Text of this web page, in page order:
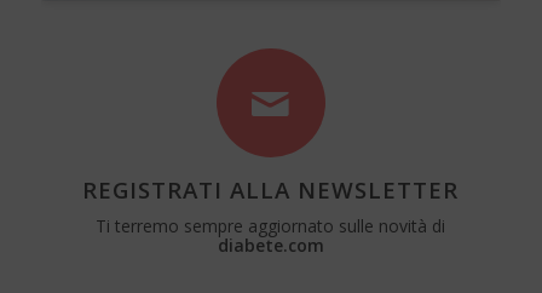
REGISTRATI ALLA NEWSLETTER
Ti terremo sempre aggiornato sulle novità di
diabete.com